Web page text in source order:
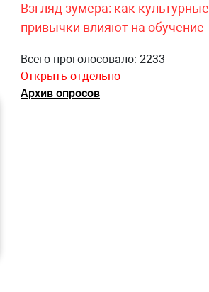
Взгляд зумера: как культурные
привычки влияют на обучение
Всего проголосовало: 2233
Открыть отдельно
Архив опросов